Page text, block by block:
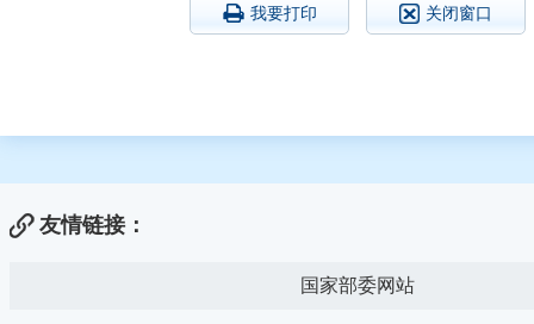
我要打印 关闭窗口
友情链接：
国家部委网站